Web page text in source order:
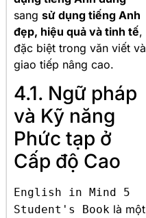
sang sử dụng tiếng Anh
đẹp, hiệu quả và tinh tế,
đặc biệt trong văn viết và
giao tiếp nâng cao.
4.1. Ngữ pháp
và Kỹ năng
Phức tạp ở
Cấp độ Cao
English in Mind 5
Student's Book là một